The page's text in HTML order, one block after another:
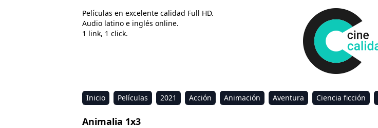
Películas en excelente calidad Full HD.
Audio latino e inglés online.
1 link, 1 click.
Inicio Películas 2021 Acción Animación Aventura Ciencia ficción
Estreno
Kids
Animalia 1x3